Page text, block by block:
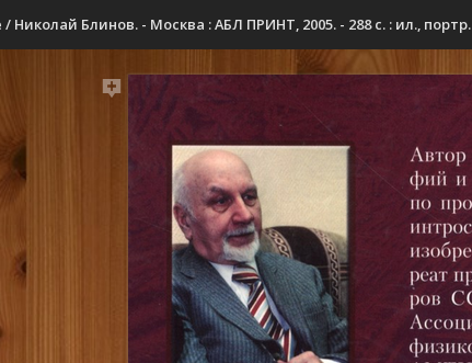
Николай Блинов. - Москва : АБЛ ПРИНТ, 2005. - 288 с. : ил., портр.